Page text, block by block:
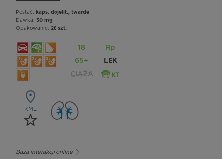
Postać: kaps. dojelit., twarde
Dawka: 30 mg
Opakowanie: 28 szt.
18
65+
CIĄŻA
Rp
LEK
KML
Baza interakcji online